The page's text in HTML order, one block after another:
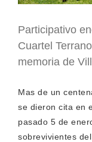
Participativo
Cuartel
memoria de
Mas de un
se dieron cita en
pasado 5 de
sobrevivientes